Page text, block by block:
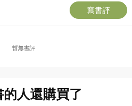
不再只能是屬於哪裡的詩人，且能是任何時地
刊、報刊、每天為你讀一首詩、《2023臺灣詩
寫書評
暫無書評
人還購買了